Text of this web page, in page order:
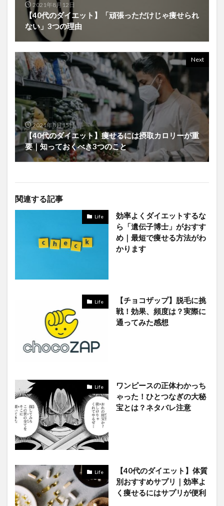
2021年8月12日
【40代のダイエット】「頑張っただけじゃ痩せられ
ない」3つの理由
Next
2021年8月15日
【40代のダイエット】痩せるには摂取カロリーが重
要｜知っておくべき3つのこと
関連する記事
Life
効率よくダイエットするな
ら「遺伝子博士」がおすす
め｜最短で痩せる方法がわ
かります
Life
【チョコザップ】脱毛に挑
戦！効果、頻度は？実際に
通ってみた感想
Life
ワンピースの正体わかっち
ゃった！ひとつなぎの大秘
宝とは？ネタバレ注意
Life
【40代のダイエット】体質
別おすすめサプリ｜効率よ
く痩せるにはサプリが便利